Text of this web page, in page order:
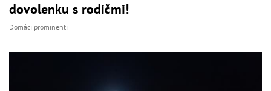
dovolenku s rodičmi!
Domáci prominenti